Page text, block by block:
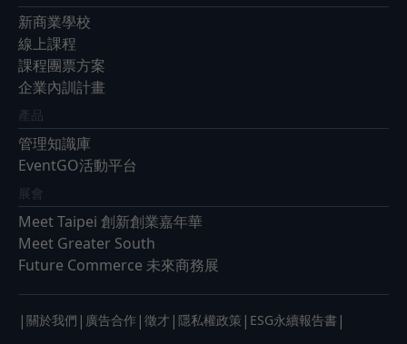
新商業學校
線上課程
課程團票方案
企業內訓計畫
產品
管理知識庫
EventGO活動平台
展會
Meet Taipei 創新創業嘉年華
Meet Greater South
Future Commerce 未來商務展
| 關於我們 | 廣告合作 | 徵才 | 隱私權政策 | ESG永續報告書 |